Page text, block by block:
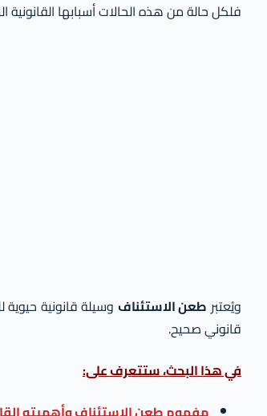
فلكل حالة من هذه الحالات أسبابها القانونية
ويُعتبرطعن الاستئناف وسيلة قانونية
قانوني صحيح.​​
في هذا البحث، ستتعرف على: